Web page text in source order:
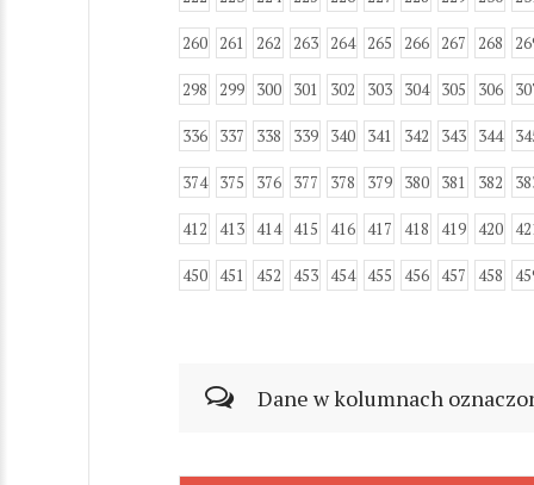
260 261 262 263 264 265 266 267 268
298 299 300 301 302 303 304 305 306
336 337 338 339 340 341 342 343 344
374 375 376 377 378 379 380 381 382
412 413 414 415 416 417 418 419 420
450 451 452 453 454 455 456 457 458
Dane w kolumnach